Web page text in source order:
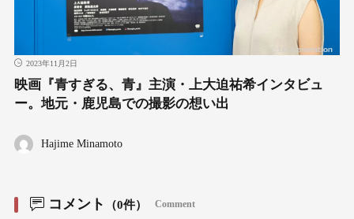
2023年11月2日
映画『青すぎる、青』主演・上大迫祐希インタビュ
ー。地元・鹿児島での撮影の想い出
Hajime Minamoto
コメント （0件） Comment